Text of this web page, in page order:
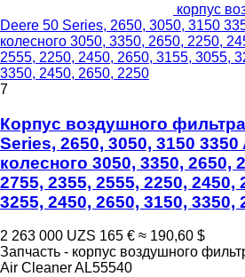
корпус
Deere 50 Series, 2650, 3050, 3150
колесного 3050, 3350, 2650, 2250,
2555, 2250, 2450, 2650, 3155, 3055,
3350, 2450, 2650, 2250
7
Корпус воздушного
Series, 2650, 3050, 3150
колесного 3050, 3350, 2650,
2755, 2355, 2555, 2250, 2450,
3255, 2450, 2650, 3150, 3350,
2 263 000 UZS 165 € ≈ 190,60 $
Запчасть - корпус воздушного
Air Cleaner AL55540